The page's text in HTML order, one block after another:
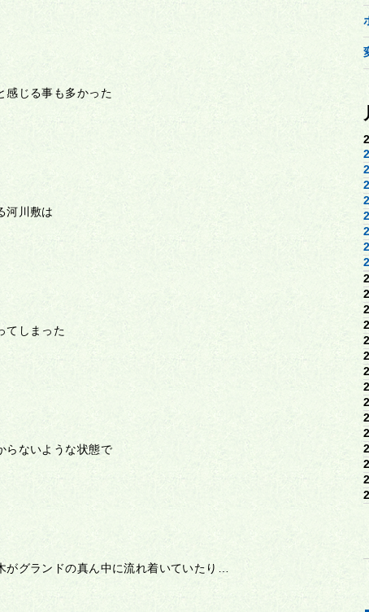
感じる事も多かった
河川敷は
てしまった
らないような状態で
グランドの真ん中に流れ着いていたり…